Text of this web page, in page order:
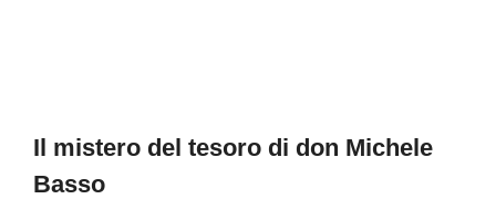
Il mistero del tesoro di don Michele
Basso